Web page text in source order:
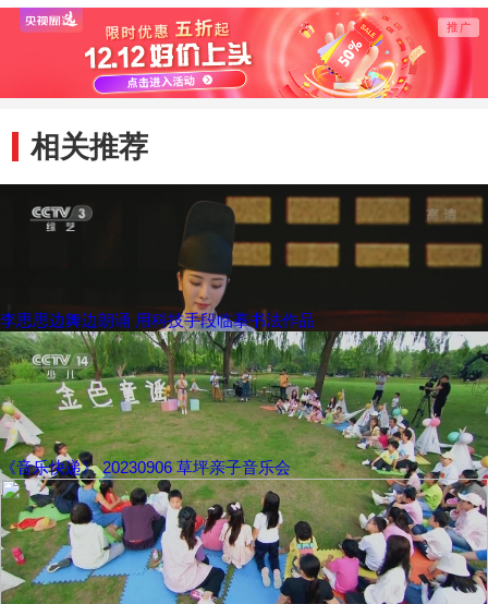
相关推荐
李思思边舞边朗诵 用科技手段临摹书法作品
《音乐快递》 20230906 草坪亲子音乐会